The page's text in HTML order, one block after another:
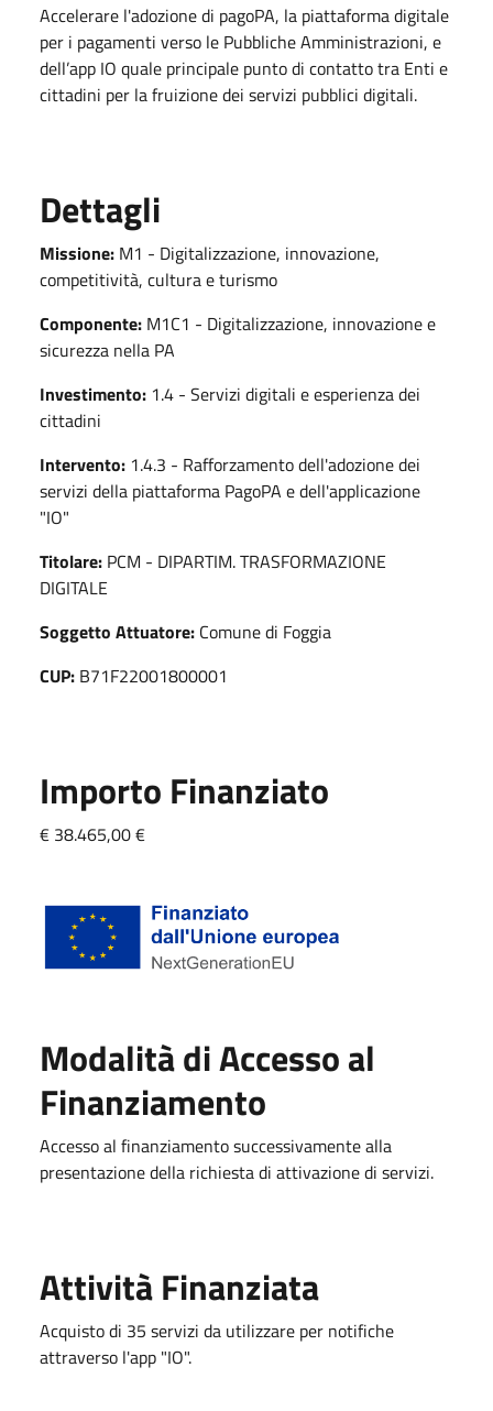
Accelerare l'adozione di pagoPA, la piattaforma digitale
per i pagamenti verso le Pubbliche Amministrazioni, e
dell’app IO quale principale punto di contatto tra Enti e
cittadini per la fruizione dei servizi pubblici digitali.
Dettagli
Missione: M1 - Digitalizzazione, innovazione,
competitività, cultura e turismo
Componente: M1C1 - Digitalizzazione, innovazione e
sicurezza nella PA
Investimento: 1.4 - Servizi digitali e esperienza dei
cittadini
Intervento: 1.4.3 - Rafforzamento dell'adozione dei
servizi della piattaforma PagoPA e dell'applicazione
"IO"
Titolare: PCM - DIPARTIM. TRASFORMAZIONE
DIGITALE
Soggetto Attuatore: Comune di Foggia
CUP: B71F22001800001
Importo Finanziato
€ 38.465,00 €
Modalità di Accesso al
Finanziamento
Accesso al finanziamento successivamente alla
presentazione della richiesta di attivazione di servizi.
Attività Finanziata
Acquisto di 35 servizi da utilizzare per notifiche
attraverso l'app "IO".